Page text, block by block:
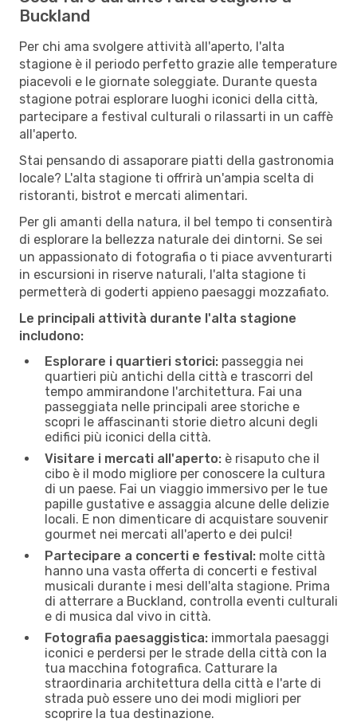
Buckland
Per chi ama svolgere attività all'aperto, l'alta
stagione è il periodo perfetto grazie alle temperature
piacevoli e le giornate soleggiate. Durante questa
stagione potrai esplorare luoghi iconici della città,
partecipare a festival culturali o rilassarti in un caffè
all'aperto.
Stai pensando di assaporare piatti della gastronomia
locale? L'alta stagione ti offrirà un'ampia scelta di
ristoranti, bistrot e mercati alimentari.
Per gli amanti della natura, il bel tempo ti consentirà
di esplorare la bellezza naturale dei dintorni. Se sei
un appassionato di fotografia o ti piace avventurarti
in escursioni in riserve naturali, l'alta stagione ti
permetterà di goderti appieno paesaggi mozzafiato.
Le principali attività durante l'alta stagione
includono:
Esplorare i quartieri storici: passeggia nei
quartieri più antichi della città e trascorri del
tempo ammirandone l'architettura. Fai una
passeggiata nelle principali aree storiche e
scopri le affascinanti storie dietro alcuni degli
edifici più iconici della città.
Visitare i mercati all'aperto: è risaputo che il
cibo è il modo migliore per conoscere la cultura
di un paese. Fai un viaggio immersivo per le tue
papille gustative e assaggia alcune delle delizie
locali. E non dimenticare di acquistare souvenir
gourmet nei mercati all'aperto e dei pulci!
Partecipare a concerti e festival: molte città
hanno una vasta offerta di concerti e festival
musicali durante i mesi dell'alta stagione. Prima
di atterrare a Buckland, controlla eventi culturali
e di musica dal vivo in città.
Fotografia paesaggistica: immortala paesaggi
iconici e perdersi per le strade della città con la
tua macchina fotografica. Catturare la
straordinaria architettura della città e l'arte di
strada può essere uno dei modi migliori per
scoprire la tua destinazione.